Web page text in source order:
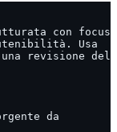
con focus
Usa
revisione del
da